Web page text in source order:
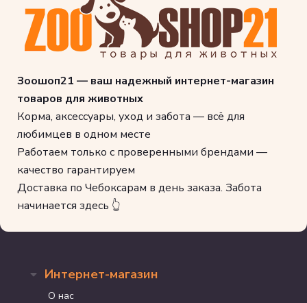
Зоошоп21 — ваш надежный интернет-магазин
товаров для животных
Корма, аксессуары, уход и забота — всё для
любимцев в одном месте
Работаем только с проверенными брендами —
качество гарантируем
Доставка по Чебоксарам в день заказа. Забота
начинается здесь 👆
Интернет-магазин
О нас